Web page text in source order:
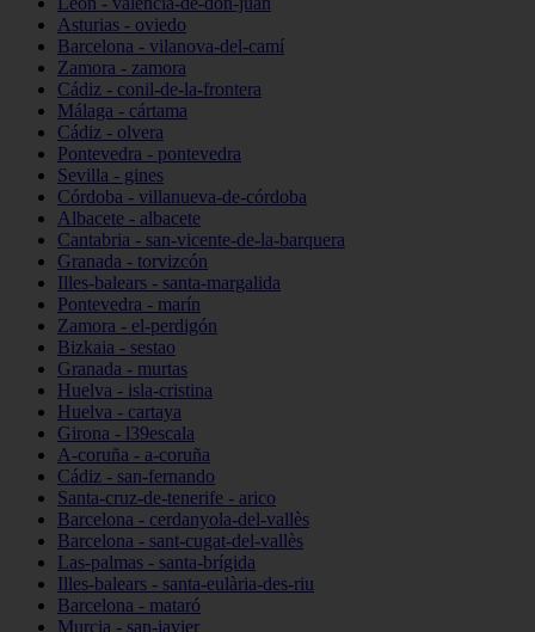
Asturias - oviedo
Barcelona - vilanova-del-camí
Zamora - zamora
Cádiz - conil-de-la-frontera
Málaga - cártama
Cádiz - olvera
Pontevedra - pontevedra
Sevilla - gines
Córdoba - villanueva-de-córdoba
Albacete - albacete
Cantabria - san-vicente-de-la-barquera
Granada - torvizcón
Illes-balears - santa-margalida
Pontevedra - marín
Zamora - el-perdigón
Bizkaia - sestao
Granada - murtas
Huelva - isla-cristina
Huelva - cartaya
Girona - l39escala
A-coruña - a-coruña
Cádiz - san-fernando
Santa-cruz-de-tenerife - arico
Barcelona - cerdanyola-del-vallès
Barcelona - sant-cugat-del-vallès
Las-palmas - santa-brígida
Illes-balears - santa-eulària-des-riu
Barcelona - mataró
Murcia - san-javier